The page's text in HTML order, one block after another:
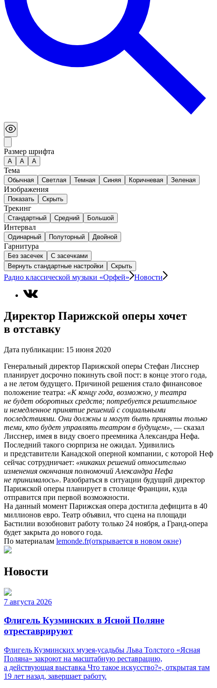
Размер шрифта
А A A
Тема
Обычная Светлая Темная Синяя Коричневая Зеленая
Изображения
Показать Скрыть
Трекинг
Стандартный Средний Большой
Интервал
Одинарный Полуторный Двойной
Гарнитура
Без засечек
С засечками
Вернуть стандартные настройки
Скрыть
Радио классической музыки «Орфей» Новости
Директор Парижской оперы хочет
в отставку
Дата публикации: 15 июня 2020
Генеральный директор Парижской оперы Стефан Лисснер
планирует досрочно покинуть свой пост: в конце этого года,
а не летом будущего. Причиной решения стало финансовое
положение театра: «К концу года, возможно, у театра
не будет оборотных средств; потребуется решительное
и немедленное принятие решений с социальными
последствиями. Они должны и могут быть приняты только
теми, кто будет управлять театром в будущем», — сказал
Лисснер, имея в виду своего преемника Александра Нефа.
Последний такого сюрприза не ожидал. Удивились
и представители Канадской оперной компании, с которой Неф
сейчас сотрудничает: «никаких решений относительно
изменения окончания полномочий Александра Нефа
не принималось». Разобраться в ситуации будущий директор
Парижской оперы планирует в столице Франции, куда
отправится при первой возможности.
На данный момент Парижская опера достигла дефицита в 40
миллионов евро. Театр объявил, что сцена на площади
Бастилии возобновит работу только 24 ноября, а Гранд-опера
будет закрыта до нового года.
По материалам lemonde.fr(открывается в новом окне)
Новости
7 августа 2026
Флигель Кузминских в Ясной Поляне
отреставрируют
Флигель Кузминских музея-усадьбы Льва Толстого «Ясная
Поляна» закроют на масштабную реставрацию,
а действующая выставка Что такое искусство?», открытая там
19 лет назад, завершает работу.